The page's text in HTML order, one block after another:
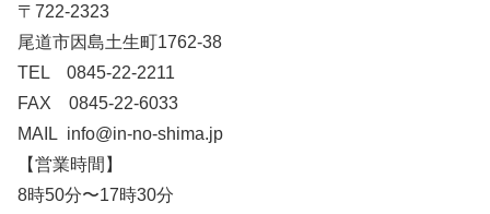
〒722-2323
尾道市因島土生町1762-38
TEL 0845-22-2211
FAX 0845-22-6033
MAIL info@in-no-shima.jp
【営業時間】
8時50分〜17時30分